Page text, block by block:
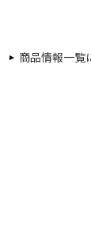
商品情報一覧